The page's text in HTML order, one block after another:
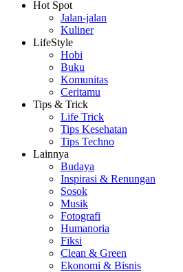
Hot Spot
Jalan-jalan
Kuliner
LifeStyle
Hobi
Buku
Komunitas
Ceritamu
Tips & Trick
Life Trick
Tips Kesehatan
Tips Techno
Lainnya
Budaya
Inspirasi & Renungan
Sosok
Musik
Fotografi
Humanoria
Fiksi
Clean & Green
Ekonomi & Bisnis